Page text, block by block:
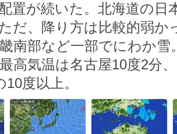
置が続いた。北海道の日
だ、降り方は比較的弱か
南部など一部でにわか
高気温は名古屋10度2分
度以上。